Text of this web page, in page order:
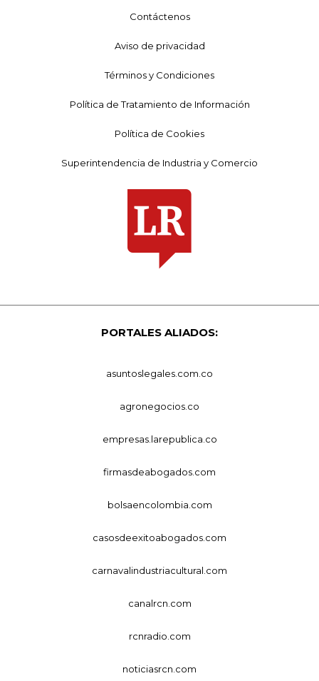
Contáctenos
Aviso de privacidad
Términos y Condiciones
Política de Tratamiento de Información
Política de Cookies
Superintendencia de Industria y Comercio
PORTALES ALIADOS:
asuntoslegales.com.co
agronegocios.co
empresas.larepublica.co
firmasdeabogados.com
bolsaencolombia.com
casosdeexitoabogados.com
carnavalindustriacultural.com
canalrcn.com
rcnradio.com
noticiasrcn.com